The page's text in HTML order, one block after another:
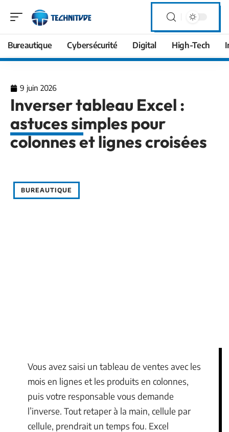
Bureautique Cybersécurité Digital High-Tech
9 juin 2026
Inverser tableau Excel :
astuces simples pour
colonnes et lignes croisées
BUREAUTIQUE
Vous avez saisi un tableau de ventes avec les
mois en lignes et les produits en colonnes,
puis votre responsable vous demande
l’inverse. Tout retaper à la main, cellule par
cellule, prendrait un temps fou. Excel